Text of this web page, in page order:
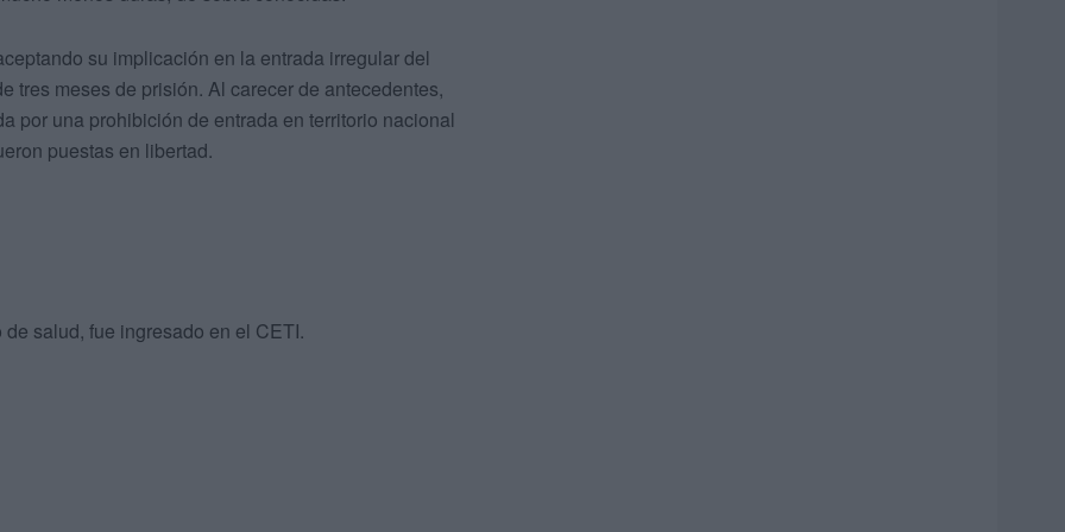
su implicación en la entrada irregular del
tres meses de prisión. Al carecer de antecedentes,
por una prohibición de entrada en territorio nacional
puestas en libertad.
salud, fue ingresado en el CETI.